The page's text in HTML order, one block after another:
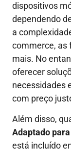
dispositivos
dependendo
a
commerce, as
mais. No
oferecer
necessidades
com preço
Além disso,
Adaptado
está incluído